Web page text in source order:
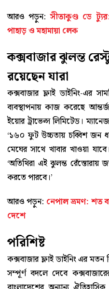
আরও পড়ুন:সীতাকুণ্ড ডে
পাহাড় ও মহামায়া লেক
কক্সবাজার ঝুলন্ত
রয়েছেন যারা
কক্সবাজার ফ্লাই ডাইনিং-এর
ব্যবস্থাপনায় কাজ করেছে
ইয়োর ট্রাভেল্স লিমিটেড।
‘১৬০ ফুট উচ্চতায় চব্বিশ জন
মেঘের সাথে খাবার খাওয়া
‘অতিথিরা এই ঝুলন্ত রেঁস্তোরায়
করতে পারবে।’
আরও পড়ুন: নেপাল ভ্রমণ: শত
দেশে
পরিশিষ্ট
কক্সবাজার ফ্লাই ডাইনিং এর মতন
সম্পূর্ণ বদলে দেবে